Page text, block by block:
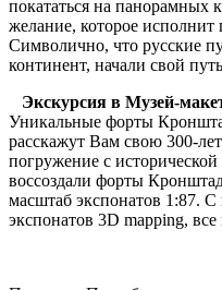
покататься на панорамных
желание, которое
Символично, что русские
континент, начали свой
Экскурсия в Музей-
Уникальные форты
расскажут Вам свою 300-
погружение с
воссоздали форты
масштаб экспонатов 1:87.
экспонатов 3D mapping,